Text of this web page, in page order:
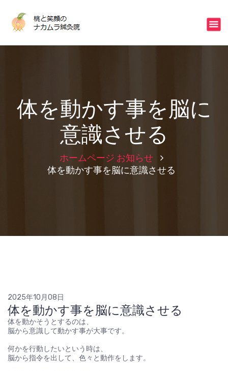
不眠・冷え・ストレスはご相談下さい
体を動かす事を脳に
意識させる
ホームページ お知らせ
体を動かす事を脳に意識させる
2025年10月08日
体を動かす事を脳に意識させる
体を動かそうとするのは、
脳から意識して動かす事が大事です。
何かを行動したいという時は、
脳から指令を出して、色々と動作をします。